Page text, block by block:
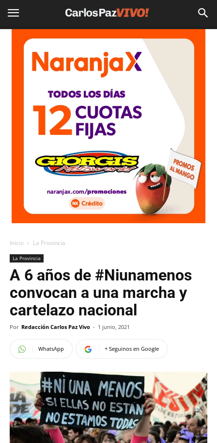
Inicio La Provincia
La Provincia
A 6 años de #Niunamenos
convocan a una marcha y
cartelazo nacional
Por Redacción Carlos Paz Vivo - 1 junio, 2021
WhatsApp + Seguinos en Google